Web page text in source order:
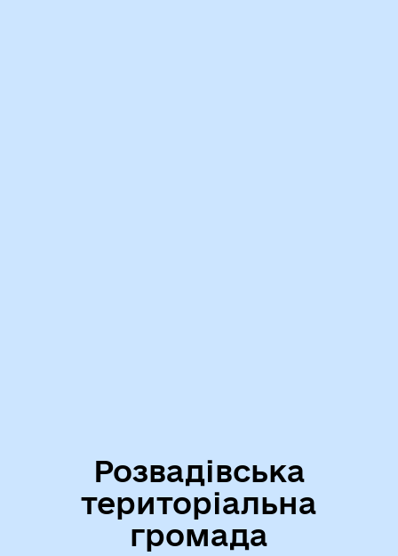
Розвадівська
територіальна
громада